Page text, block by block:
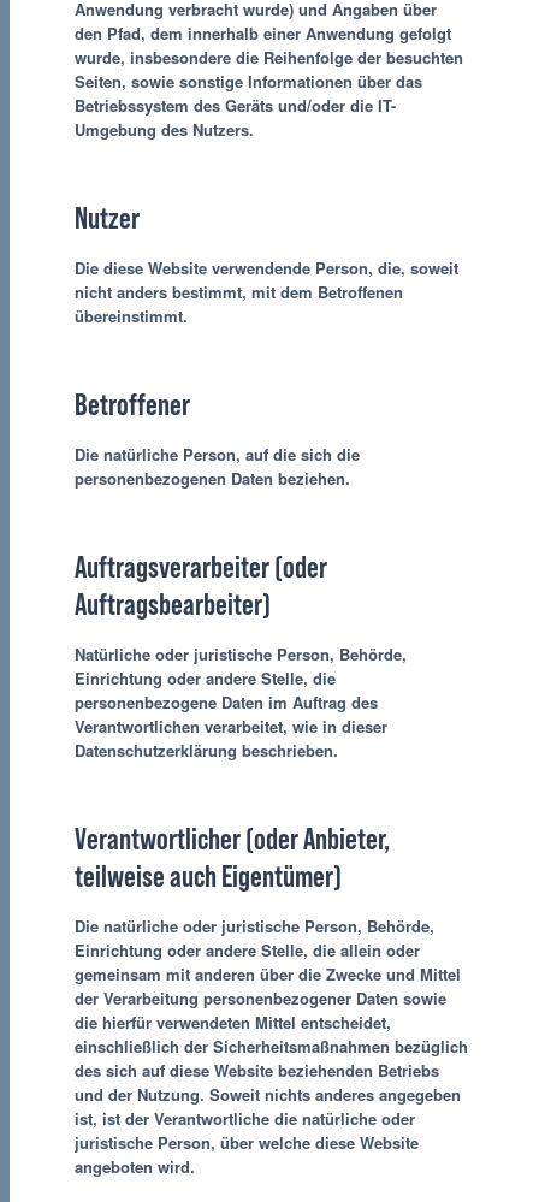
Anwendung verbracht wurde) und Angaben über
den Pfad, dem innerhalb einer Anwendung gefolgt
wurde, insbesondere die Reihenfolge der besuchten
Seiten, sowie sonstige Informationen über das
Betriebssystem des Geräts und/oder die IT-
Umgebung des Nutzers.
Nutzer
Die diese Website verwendende Person, die, soweit
nicht anders bestimmt, mit dem Betroffenen
übereinstimmt.
Betroffener
Die natürliche Person, auf die sich die
personenbezogenen Daten beziehen.
Auftragsverarbeiter (oder
Auftragsbearbeiter)
Natürliche oder juristische Person, Behörde,
Einrichtung oder andere Stelle, die
personenbezogene Daten im Auftrag des
Verantwortlichen verarbeitet, wie in dieser
Datenschutzerklärung beschrieben.
Verantwortlicher (oder Anbieter,
teilweise auch Eigentümer)
Die natürliche oder juristische Person, Behörde,
Einrichtung oder andere Stelle, die allein oder
gemeinsam mit anderen über die Zwecke und Mittel
der Verarbeitung personenbezogener Daten sowie
die hierfür verwendeten Mittel entscheidet,
einschließlich der Sicherheitsmaßnahmen bezüglich
des sich auf diese Website beziehenden Betriebs
und der Nutzung. Soweit nichts anderes angegeben
ist, ist der Verantwortliche die natürliche oder
juristische Person, über welche diese Website
angeboten wird.